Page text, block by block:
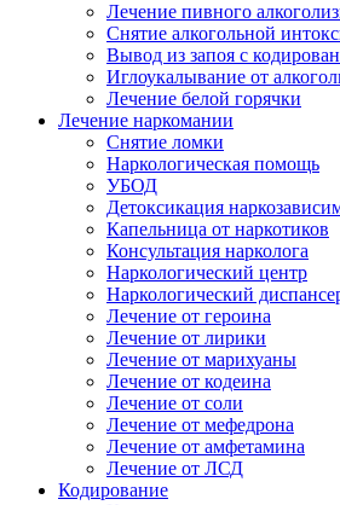
Лечение пивного
Снятие алкогольной
Вывод из запоя с
Иглоукалывание от
Лечение белой горячки
Лечение наркомании
Снятие ломки
Наркологическая помощь
УБОД
Детоксикация
Капельница от наркотиков
Консультация нарколога
Наркологический центр
Наркологический
Лечение от героина
Лечение от лирики
Лечение от марихуаны
Лечение от кодеина
Лечение от соли
Лечение от мефедрона
Лечение от амфетамина
Лечение от ЛСД
Кодирование